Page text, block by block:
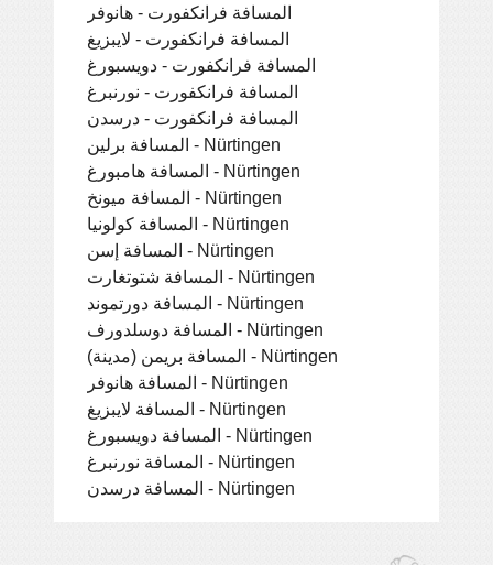
المسافة فرانكفورت - هانوفر
المسافة فرانكفورت - لايبزيغ
المسافة فرانكفورت - دويسبورغ
المسافة فرانكفورت - نورنبرغ
المسافة فرانكفورت - درسدن
المسافة برلين - Nürtingen
المسافة هامبورغ - Nürtingen
المسافة ميونخ - Nürtingen
المسافة كولونيا - Nürtingen
المسافة إسن - Nürtingen
المسافة شتوتغارت - Nürtingen
المسافة دورتموند - Nürtingen
المسافة دوسلدورف - Nürtingen
المسافة بريمن (مدينة) - Nürtingen
المسافة هانوفر - Nürtingen
المسافة لايبزيغ - Nürtingen
المسافة دويسبورغ - Nürtingen
المسافة نورنبرغ - Nürtingen
المسافة درسدن - Nürtingen